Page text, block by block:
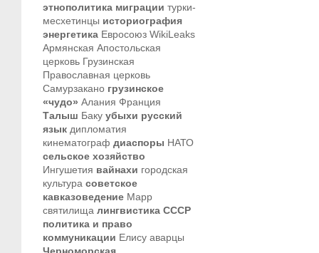
этнополитика миграции турки-
месхетинцы историография
энергетика Евросоюз WikiLeaks
Армянская Апостольская
церковь Грузинская
Православная церковь
Самурзакано грузинское
«чудо» Алания Франция
Талыш Баку убыхи русский
язык дипломатия
кинематограф диаспоры НАТО
сельское хозяйство
Ингушетия вайнахи городская
культура советское
кавказоведение Марр
святилища лингвистика СССР
политика и право
коммуникации Елису аварцы